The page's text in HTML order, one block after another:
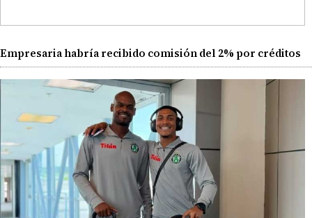
Empresaria habría recibido comisión del 2% por créditos